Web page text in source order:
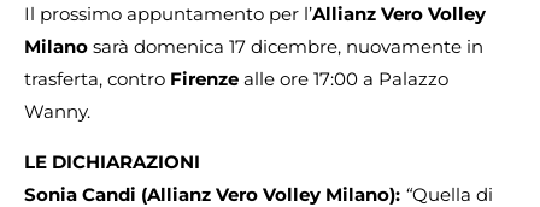
Il prossimo appuntamento per l’Allianz Vero Volley
Milano sarà domenica 17 dicembre, nuovamente in
trasferta, contro Firenze alle ore 17:00 a Palazzo
Wanny.
LE DICHIARAZIONI
Sonia Candi (Allianz Vero Volley Milano): “Quella di